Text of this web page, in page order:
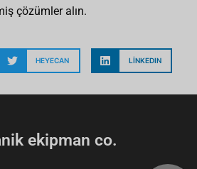
çözümler alın.
HEYECAN LINKEDIN
ekipman co.